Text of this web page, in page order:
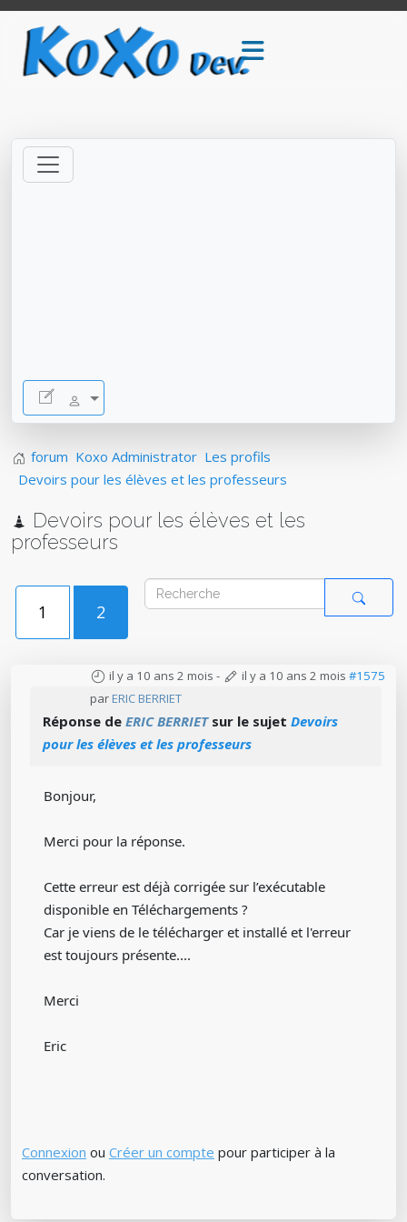
forum Koxo Administrator Les profils
Devoirs pour les élèves et les professeurs
Devoirs pour les élèves et les
professeurs
1 2
il y a 10 ans 2 mois - il y a 10 ans 2 mois #1575
par ERIC BERRIET
Réponse de ERIC BERRIETsur le sujet Devoirs
pour les élèves et les professeurs
Bonjour,
Merci pour la réponse.
Cette erreur est déjà corrigée sur l’exécutable
disponible en Téléchargements ?
Car je viens de le télécharger et installé et l'erreur
est toujours présente....
Merci
Eric
Connexion ou Créer un compte pour participer à la
conversation.